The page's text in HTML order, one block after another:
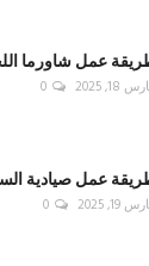
عمل شاورما
18, 2025
0
عمل صيادية
19, 2025
0